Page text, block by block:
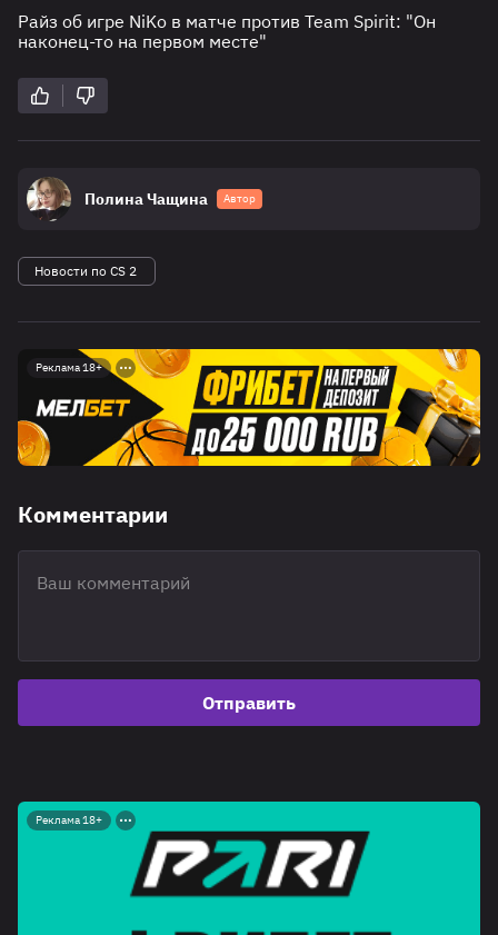
Райз об игре NiKo в матче против Team Spirit: "Он
наконец-то на первом месте"
Полина Чащина Автор
Новости по CS 2
Реклама 18+
Комментарии
Отправить
Реклама 18+